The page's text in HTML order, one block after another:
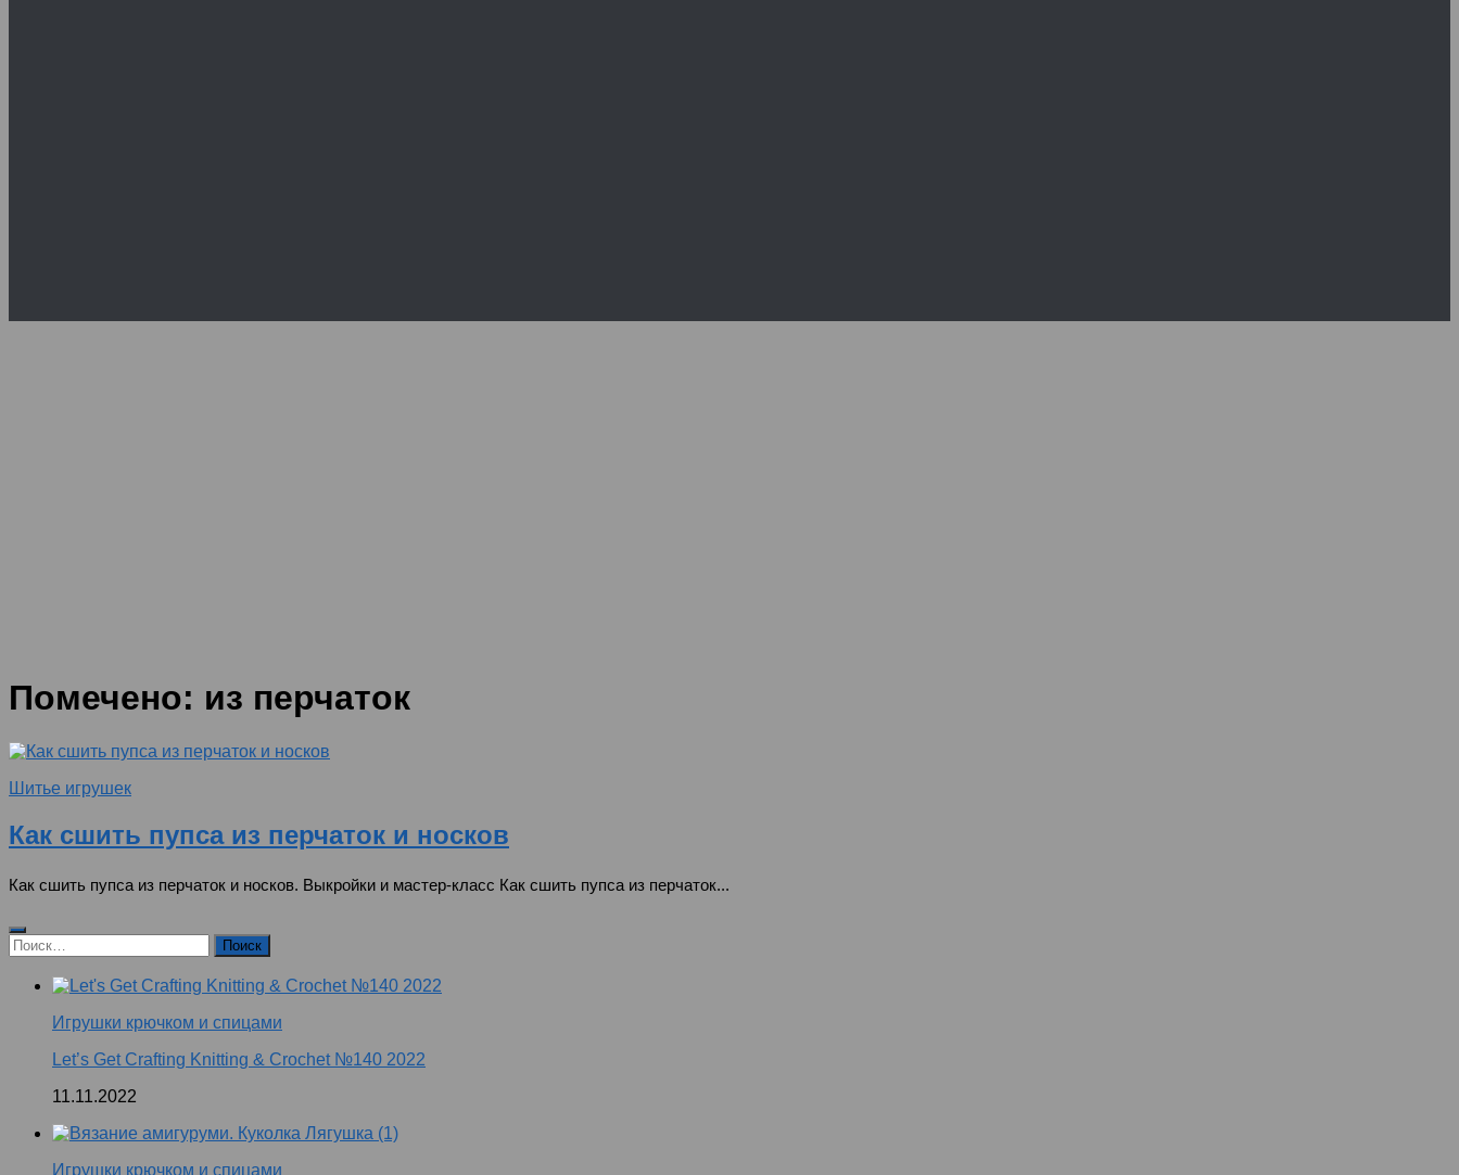
Помечено: из перчаток
Шитье игрушек
Как сшить пупса из перчаток и носков
Как сшить пупса из перчаток и носков. Выкройки и мастер-класс Как сшить пупса из перчаток...
Найти:
Игрушки крючком и спицами
Let’s Get Crafting Knitting & Crochet №140 2022
11.11.2022
Игрушки крючком и спицами